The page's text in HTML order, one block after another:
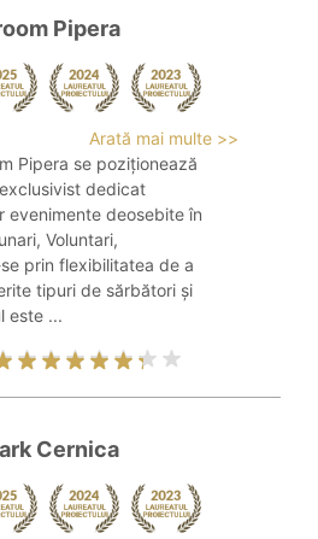
Pipera
Arată mai multe >>
Pipera se poziționează
dedicat
evenimente deosebite în
Voluntari,
prin flexibilitatea de a
tipuri de sărbători și
este ...
Cernica